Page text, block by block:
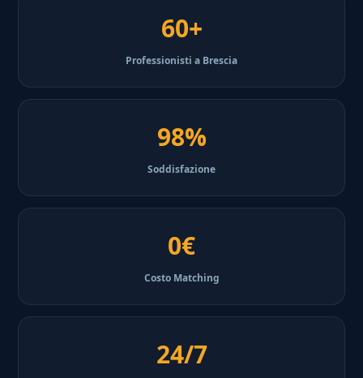
60+
Professionisti a Brescia
98%
Soddisfazione
0€
Costo Matching
24/7